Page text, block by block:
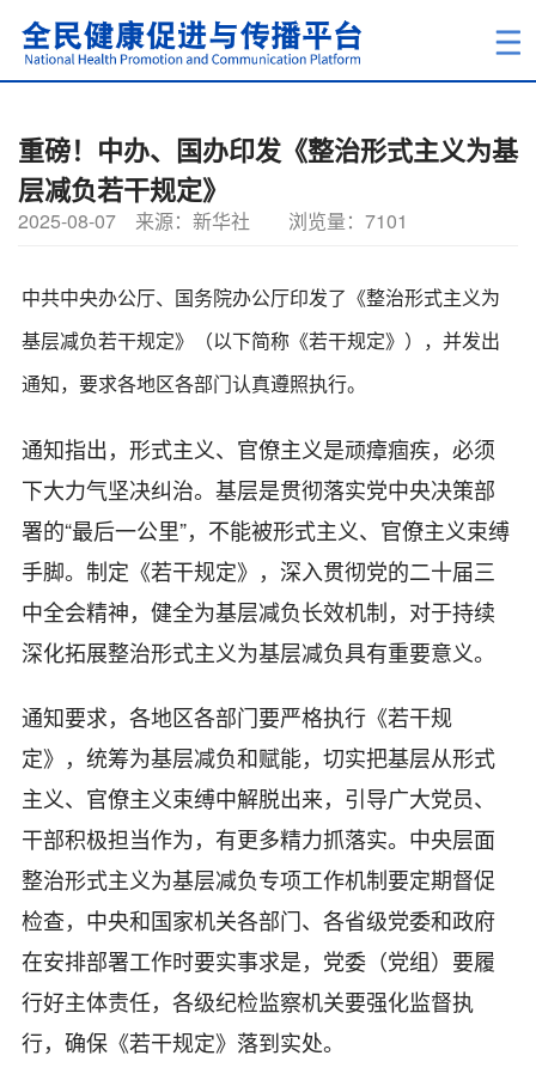
重磅！中办、国办印发《整治形式主义为基
层减负若干规定》
2025-08-07 来源：新华社 浏览量：7101
中共中央办公厅、国务院办公厅印发了《整治形式主义为
基层减负若干规定》（以下简称《若干规定》），并发出
通知，要求各地区各部门认真遵照执行。
通知指出，形式主义、官僚主义是顽瘴痼疾，必须
下大力气坚决纠治。基层是贯彻落实党中央决策部
署的“最后一公里”，不能被形式主义、官僚主义束缚
手脚。制定《若干规定》，深入贯彻党的二十届三
中全会精神，健全为基层减负长效机制，对于持续
深化拓展整治形式主义为基层减负具有重要意义。
通知要求，各地区各部门要严格执行《若干规
定》，统筹为基层减负和赋能，切实把基层从形式
主义、官僚主义束缚中解脱出来，引导广大党员、
干部积极担当作为，有更多精力抓落实。中央层面
整治形式主义为基层减负专项工作机制要定期督促
检查，中央和国家机关各部门、各省级党委和政府
在安排部署工作时要实事求是，党委（党组）要履
行好主体责任，各级纪检监察机关要强化监督执
行，确保《若干规定》落到实处。